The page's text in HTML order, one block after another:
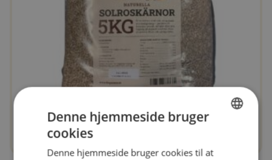
FINNISH
Denne hjemmeside bruger
cookies
Denne hjemmeside bruger cookies til at